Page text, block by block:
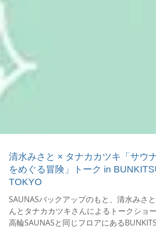
清水みさと × タナカカツキ「サウナ
をめぐる冒険」トーク in BUNKITSU
TOKYO